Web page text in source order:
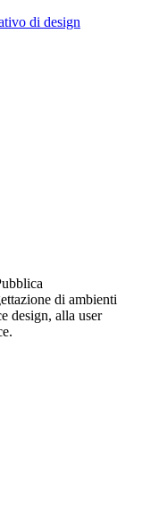
di design
di ambienti
design, alla user